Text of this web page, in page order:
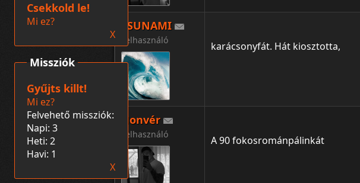
TSUNAMI
Felhasználó
karácsonyfát. Hát kiosztotta,
Honvér
Felhasználó
A 90 fokosrománpálinkát
Missziók
Gyűjts killt!
Mi ez?
Felvehető missziók:
Napi: 3
Heti: 2
Havi: 1
X
Csekkold le!
Mi ez?
X